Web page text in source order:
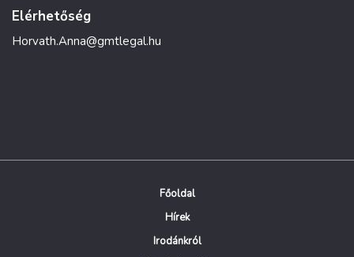
Elérhetőség
Horvath.Anna@gmtlegal.hu
Főoldal
Hírek
Irodánkról